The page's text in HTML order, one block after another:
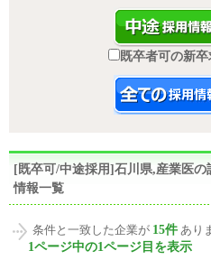
既卒者可の新
[既卒可/中途採用]石川県,産業医
情報一覧
条件と一致した企業が 15件 あり
1ページ中の1ページ目を表示